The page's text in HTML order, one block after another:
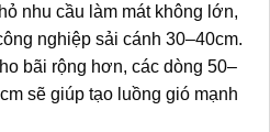
nhu cầu làm mát không lớn,
nghiệp sải cánh 30–40cm.
bãi rộng hơn, các dòng 50–
sẽ giúp tạo luồng gió mạnh